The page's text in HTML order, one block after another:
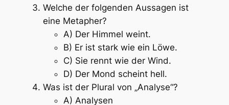
Welche der folgenden Aussagen ist
eine Metapher?
A) Der Himmel weint.
B) Er ist stark wie ein Löwe.
C) Sie rennt wie der Wind.
D) Der Mond scheint hell.
Was ist der Plural von „Analyse“?
A) Analysen